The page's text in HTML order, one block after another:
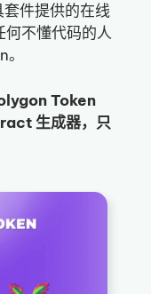
件提供的在线
何不懂代码的人
Token
生成器，只